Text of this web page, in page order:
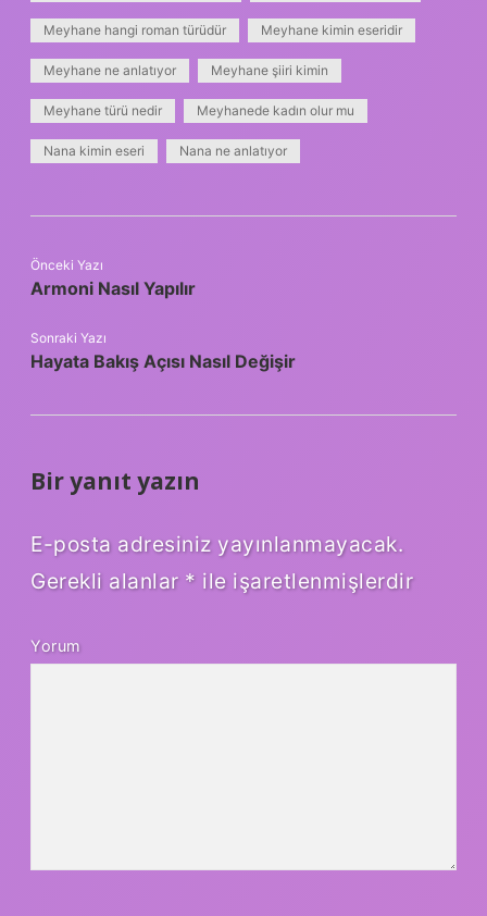
Meyhane hangi roman türüdür Meyhane kimin eseridir
Meyhane ne anlatıyor Meyhane şiiri kimin
Meyhane türü nedir Meyhanede kadın olur mu
Nana kimin eseri Nana ne anlatıyor
Önceki Yazı
Armoni Nasıl Yapılır
Sonraki Yazı
Hayata Bakış Açısı Nasıl Değişir
Bir yanıt yazın
E-posta adresiniz yayınlanmayacak.
Gerekli alanlar * ile işaretlenmişlerdir
Yorum